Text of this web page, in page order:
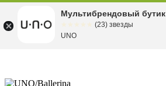
Мультибрендовый бутик
(23) звезды
UNO